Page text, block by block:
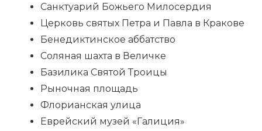
Санктуарий Божьего Милосердия
Церковь святых Петра и Павла в Кракове
Бенедиктинское аббатство
Соляная шахта в Величке
Базилика Святой Троицы
Рыночная площадь
Флорианская улица
Еврейский музей «Галиция»